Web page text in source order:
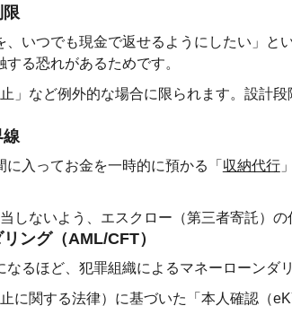
限
、いつでも現金で返せるようにしたい」
る恐れがあるためです。
」など例外的な場合に限られます。設計
線
入ってお金を一時的に預かる「 収納代行
しないよう、エスクロー（第三者寄託）
ング（AML/CFT）
るほど、犯罪組織によるマネーローンダ
に関する法律）に基づいた「本人確認（